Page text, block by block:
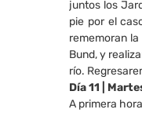
juntos los
pie por el
rememoran
Bund, y
río.
Día 11 |
A primera